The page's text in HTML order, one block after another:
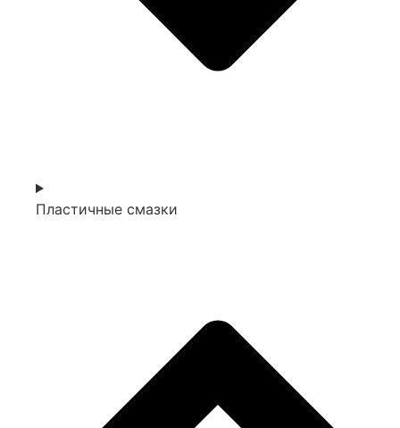
Пластичные смазки